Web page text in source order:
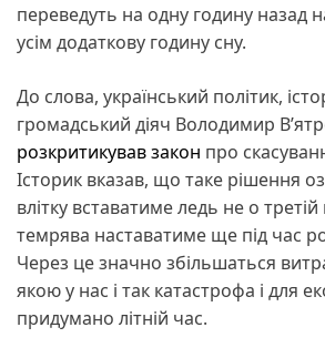
переведуть на одну годину назад
усім додаткову годину сну.
До слова, український політик,
громадський діяч Володимир
розкритикував закон про
Історик вказав, що таке рішення
влітку вставатиме ледь не о третій
темрява наставатиме ще під час
Через це значно збільшаться
якою у нас і так катастрофа і для
придумано літній час.